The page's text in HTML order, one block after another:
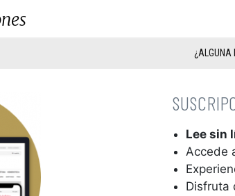
¿ALGUNA
Lee sin
Accede
Disfruta